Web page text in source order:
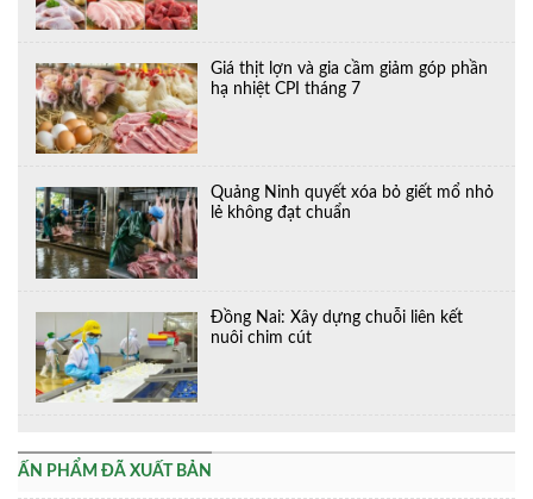
Giá thịt lợn và gia cầm giảm góp phần
hạ nhiệt CPI tháng 7
Quảng Ninh quyết xóa bỏ giết mổ nhỏ
lẻ không đạt chuẩn
Đồng Nai: Xây dựng chuỗi liên kết
nuôi chim cút
ẤN PHẨM ĐÃ XUẤT BẢN